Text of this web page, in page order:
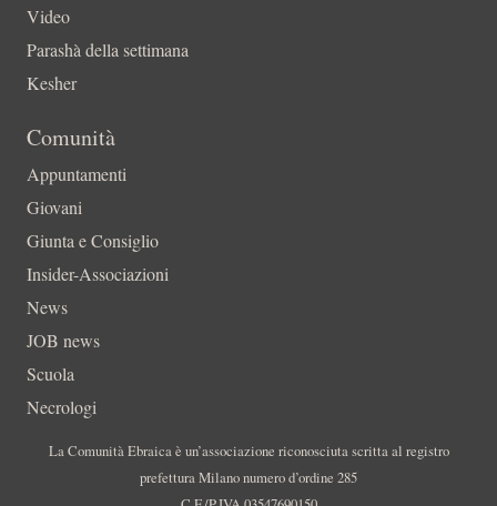
Video
Parashà della settimana
Kesher
Comunità
Appuntamenti
Giovani
Giunta e Consiglio
Insider-Associazioni
News
JOB news
Scuola
Necrologi
La Comunità Ebraica è un’associazione riconosciuta scritta al registro
prefettura Milano numero d’ordine 285